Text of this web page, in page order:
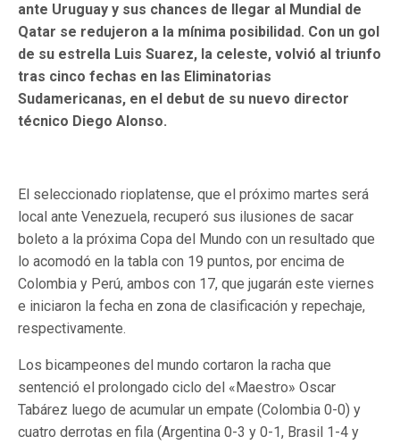
ante Uruguay y sus chances de llegar al Mundial de
Qatar se redujeron a la mínima posibilidad. Con un gol
de su estrella Luis Suarez, la celeste, volvió al triunfo
tras cinco fechas en las Eliminatorias
Sudamericanas, en el debut de su nuevo director
técnico Diego Alonso.
El seleccionado rioplatense, que el próximo martes será
local ante Venezuela, recuperó sus ilusiones de sacar
boleto a la próxima Copa del Mundo con un resultado que
lo acomodó en la tabla con 19 puntos, por encima de
Colombia y Perú, ambos con 17, que jugarán este viernes
e iniciaron la fecha en zona de clasificación y repechaje,
respectivamente.
Los bicampeones del mundo cortaron la racha que
sentenció el prolongado ciclo del «Maestro» Oscar
Tabárez luego de acumular un empate (Colombia 0-0) y
cuatro derrotas en fila (Argentina 0-3 y 0-1, Brasil 1-4 y